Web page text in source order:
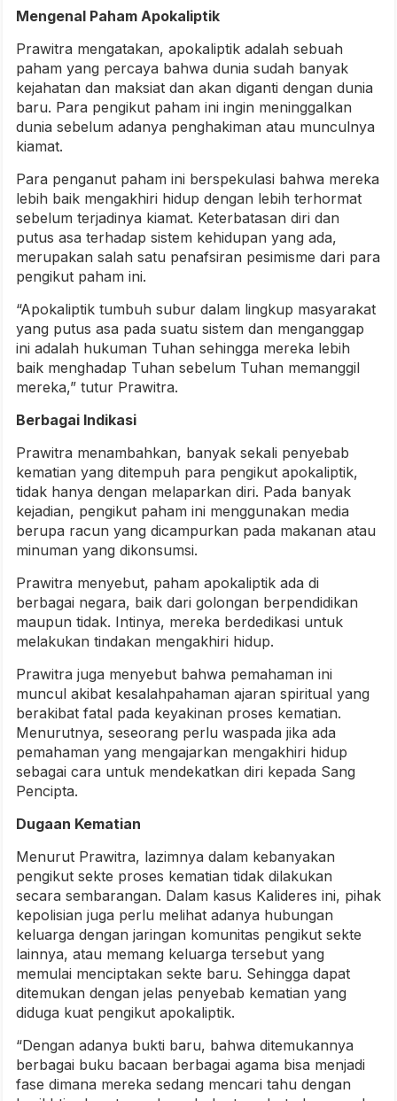
Mengenal Paham Apokaliptik
Prawitra mengatakan, apokaliptik adalah sebuah
paham yang percaya bahwa dunia sudah banyak
kejahatan dan maksiat dan akan diganti dengan dunia
baru. Para pengikut paham ini ingin meninggalkan
dunia sebelum adanya penghakiman atau munculnya
kiamat.
Para penganut paham ini berspekulasi bahwa mereka
lebih baik mengakhiri hidup dengan lebih terhormat
sebelum terjadinya kiamat. Keterbatasan diri dan
putus asa terhadap sistem kehidupan yang ada,
merupakan salah satu penafsiran pesimisme dari para
pengikut paham ini.
“Apokaliptik tumbuh subur dalam lingkup masyarakat
yang putus asa pada suatu sistem dan menganggap
ini adalah hukuman Tuhan sehingga mereka lebih
baik menghadap Tuhan sebelum Tuhan memanggil
mereka,” tutur Prawitra.
Berbagai Indikasi
Prawitra menambahkan, banyak sekali penyebab
kematian yang ditempuh para pengikut apokaliptik,
tidak hanya dengan melaparkan diri. Pada banyak
kejadian, pengikut paham ini menggunakan media
berupa racun yang dicampurkan pada makanan atau
minuman yang dikonsumsi.
Prawitra menyebut, paham apokaliptik ada di
berbagai negara, baik dari golongan berpendidikan
maupun tidak. Intinya, mereka berdedikasi untuk
melakukan tindakan mengakhiri hidup.
Prawitra juga menyebut bahwa pemahaman ini
muncul akibat kesalahpahaman ajaran spiritual yang
berakibat fatal pada keyakinan proses kematian.
Menurutnya, seseorang perlu waspada jika ada
pemahaman yang mengajarkan mengakhiri hidup
sebagai cara untuk mendekatkan diri kepada Sang
Pencipta.
Dugaan Kematian
Menurut Prawitra, lazimnya dalam kebanyakan
pengikut sekte proses kematian tidak dilakukan
secara sembarangan. Dalam kasus Kalideres ini, pihak
kepolisian juga perlu melihat adanya hubungan
keluarga dengan jaringan komunitas pengikut sekte
lainnya, atau memang keluarga tersebut yang
memulai menciptakan sekte baru. Sehingga dapat
ditemukan dengan jelas penyebab kematian yang
diduga kuat pengikut apokaliptik.
“Dengan adanya bukti baru, bahwa ditemukannya
berbagai buku bacaan berbagai agama bisa menjadi
fase dimana mereka sedang mencari tahu dengan